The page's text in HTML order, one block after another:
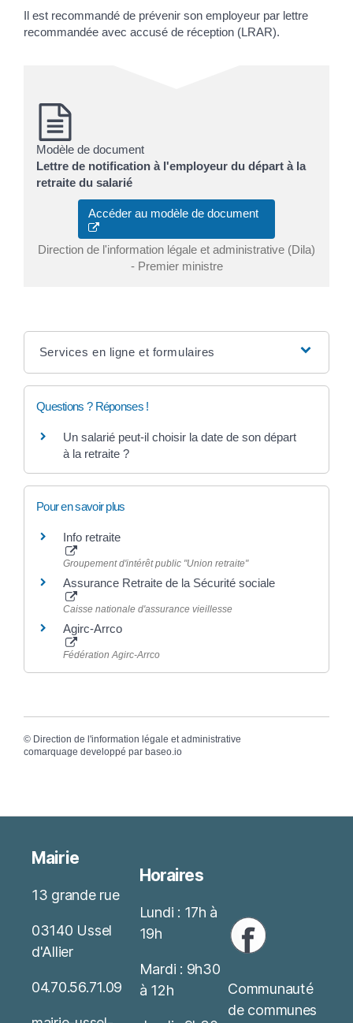
Il est recommandé de prévenir son employeur par lettre
recommandée avec accusé de réception (LRAR).
Modèle de document
Lettre de notification à l'employeur du départ à la
retraite du salarié
Accéder au modèle de document
Direction de l'information légale et administrative (Dila)
- Premier ministre
Services en ligne et formulaires
Questions ? Réponses !
Un salarié peut-il choisir la date de son départ
à la retraite ?
Pour en savoir plus
Info retraite
Groupement d'intérêt public "Union retraite"
Assurance Retraite de la Sécurité sociale
Caisse nationale d'assurance vieillesse
Agirc-Arrco
Fédération Agirc-Arrco
© Direction de l'information légale et administrative
comarquage developpé par baseo.io
Mairie
13 grande rue
03140 Ussel
d'Allier
04.70.56.71.09
Horaires
Lundi : 17h à
19h
Mardi : 9h30
à 12h
Communauté
de communes